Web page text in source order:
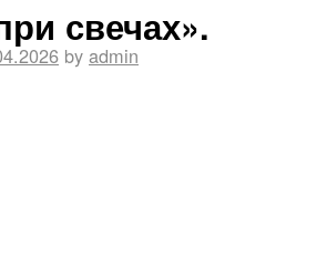
свечах».
by admin